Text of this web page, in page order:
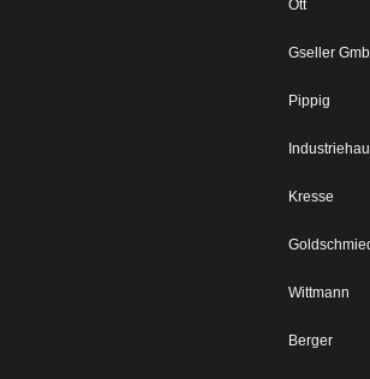
Ott
Gseller
Pippig
Kresse
Wittmann
Berger